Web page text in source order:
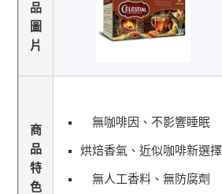
品
圖
片
商
品
特
色
無咖啡因、不影響睡眠
烘焙香氣、近似咖啡新選擇
無人工香料、無防腐劑